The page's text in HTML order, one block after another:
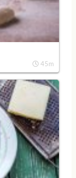
45m